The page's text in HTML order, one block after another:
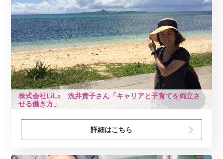
株式会社LiLz 浅井貴子さん「キャリアと子育てを両立さ
せる働き方」
詳細はこちら